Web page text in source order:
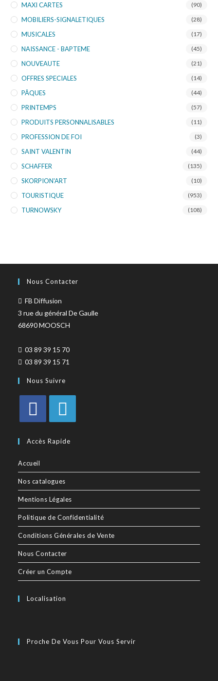
MAXI CARTES (90)
MOBILIERS-SIGNALETIQUES (28)
MUSICALES (17)
NAISSANCE - BAPTEME (45)
NOUVEAUTE (21)
OFFRES SPECIALES (14)
PÂQUES (44)
PRINTEMPS (57)
PRODUITS PERSONNALISABLES (11)
PROFESSION DE FOI (3)
SAINT VALENTIN (44)
SCHAFFER (135)
SKORPION'ART (10)
TOURISTIQUE (953)
TURNOWSKY (108)
Nous Contacter
FB Diffusion
3 rue du général De Gaulle
68690 MOOSCH
03 89 39 15 70
03 89 39 15 71
Nous Suivre
Accès Rapide
Accueil
Nos catalogues
Mentions Légales
Politique de Confidentialité
Conditions Générales de Vente
Nous Contacter
Créer un Compte
Localisation
Proche De Vous Pour Vous Servir